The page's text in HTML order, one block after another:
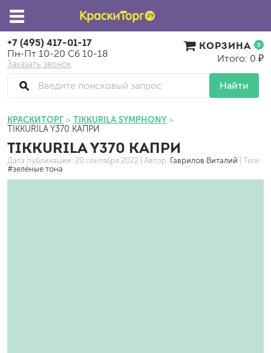
+7 (495) 417-01-17
Пн-Пт 10-20 Сб 10-18
Заказать звонок
Найти
КОРЗИНА 0
Итого: 0 ₽
КРАСКИТОРГ TIKKURILA SYMPHONY
TIKKURILA Y370 КАПРИ
TIKKURILA Y370 КАПРИ
Дата публикации: 20 сентября 2022 | Автор: Гаврилов Виталий | Теги:
#зелёные тона